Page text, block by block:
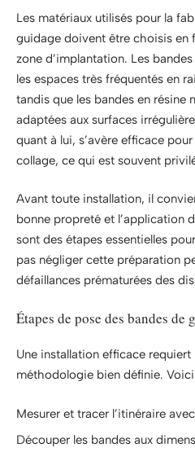
Les matériaux utilisés pour la
guidage doivent être choisis en
zone d’implantation. Les
les espaces très fréquentés en
tandis que les bandes en résine
adaptées aux surfaces
quant à lui, s’avère efficace
collage, ce qui est souvent
Avant toute installation, il
bonne propreté et l’application
sont des étapes essentielles
pas négliger cette préparation
défaillances prématurées des
Étapes de pose des bandes de
Une installation efficace requiert
méthodologie bien définie.
Mesurer et tracer l’itinéraire
Découper les bandes aux